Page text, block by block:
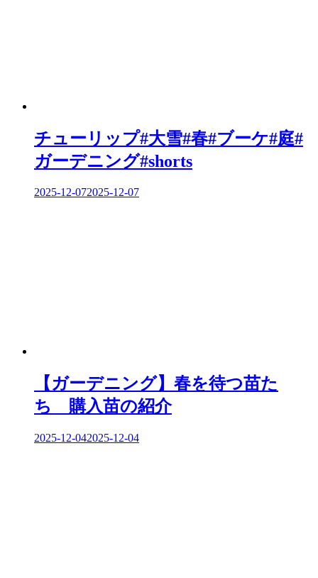
チューリップ#大雪#春#ブーケ#庭#
ガーデニング#shorts
2025-12-072025-12-07
【ガーデニング】春を待つ苗た
ち 購入苗の紹介
2025-12-042025-12-04